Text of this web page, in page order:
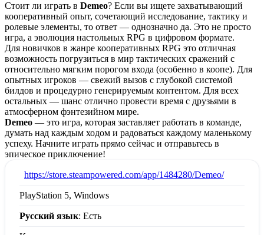
Стоит ли играть в Demeo? Если вы ищете захватывающий
кооперативный опыт, сочетающий исследование, тактику и
ролевые элементы, то ответ — однозначно да. Это не просто
игра, а эволюция настольных RPG в цифровом формате.
Для новичков в жанре кооперативных RPG это отличная
возможность погрузиться в мир тактических сражений с
относительно мягким порогом входа (особенно в коопе). Для
опытных игроков — свежий вызов с глубокой системой
билдов и процедурно генерируемым контентом. Для всех
остальных — шанс отлично провести время с друзьями в
атмосферном фэнтезийном мире.
Demeo — это игра, которая заставляет работать в команде,
думать над каждым ходом и радоваться каждому маленькому
успеху. Начните играть прямо сейчас и отправьтесь в
эпическое приключение!
https://store.steampowered.com/app/1484280/Demeo/
PlayStation 5, Windows
Русский язык: Есть